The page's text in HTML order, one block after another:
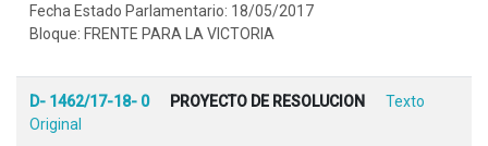
Fecha Estado Parlamentario: 18/05/2017
Bloque: FRENTE PARA LA VICTORIA
D- 1462/17-18- 0 PROYECTO DE RESOLUCION
Texto
Original